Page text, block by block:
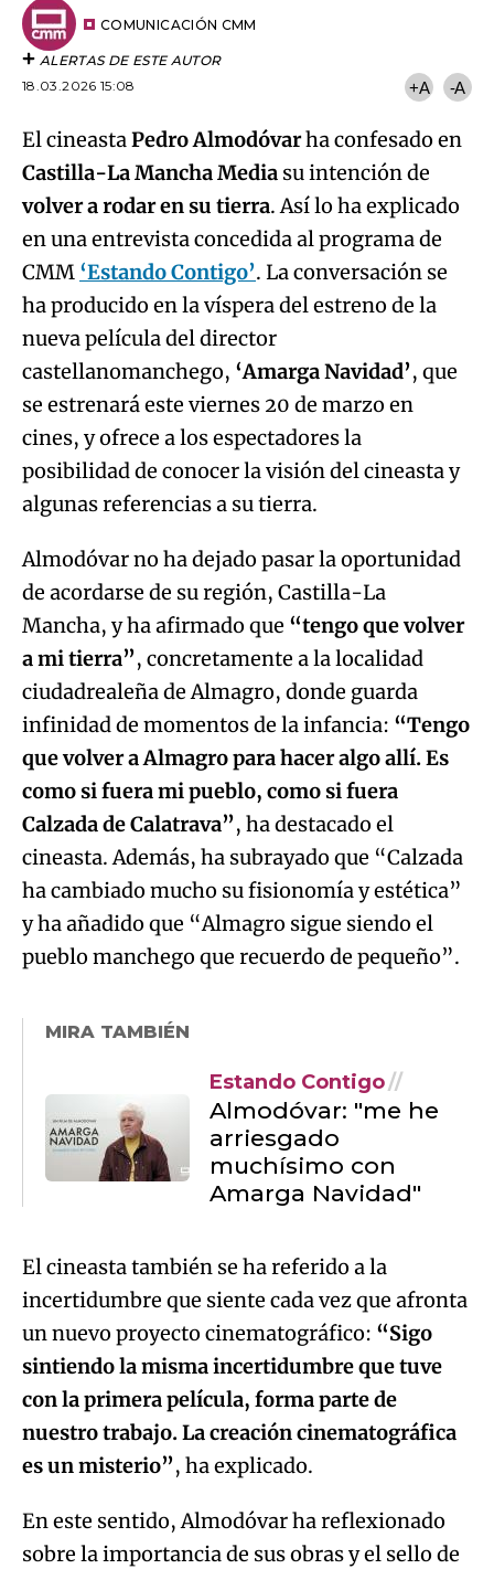
COMUNICACIÓN CMM
ALERTAS DE ESTE AUTOR
18.03.2026 15:08
+A -A
El cineastaPedro Almodóvarha confesado en
Castilla-La Mancha Media su intención de
volver a rodar en su tierra. Así lo ha explicado
en una entrevista concedida al programa de
CMM ‘Estando Contigo’. La conversación se
ha producido en la víspera del estreno de la
nueva película del director
castellanomanchego, ‘Amarga Navidad’, que
se estrenará este viernes 20 de marzo en
cines, y ofrece a los espectadores la
posibilidad de conocer la visión del cineasta y
algunas referencias a su tierra.
Almodóvar no ha dejado pasar la oportunidad
de acordarse de su región, Castilla-La
Mancha, y ha afirmado que “tengo que volver
a mi tierra”, concretamente a la localidad
ciudadrealeña de Almagro, donde guarda
infinidad de momentos de la infancia: “Tengo
que volver a Almagro para hacer algo allí. Es
como si fuera mi pueblo, como si fuera
Calzada de Calatrava”, ha destacado el
cineasta. Además, ha subrayado que “Calzada
ha cambiado mucho su fisionomía y estética”
y ha añadido que “Almagro sigue siendo el
pueblo manchego que recuerdo de pequeño”.
MIRA TAMBIÉN
Estando Contigo
Almodóvar: "me he
arriesgado
muchísimo con
Amarga Navidad"
El cineasta también se ha referido a la
incertidumbre que siente cada vez que afronta
un nuevo proyecto cinematográfico: “Sigo
sintiendo la misma incertidumbre que tuve
con la primera película, forma parte de
nuestro trabajo. La creación cinematográfica
es un misterio”, ha explicado.
En este sentido, Almodóvar ha reflexionado
sobre la importancia de sus obras y el sello de